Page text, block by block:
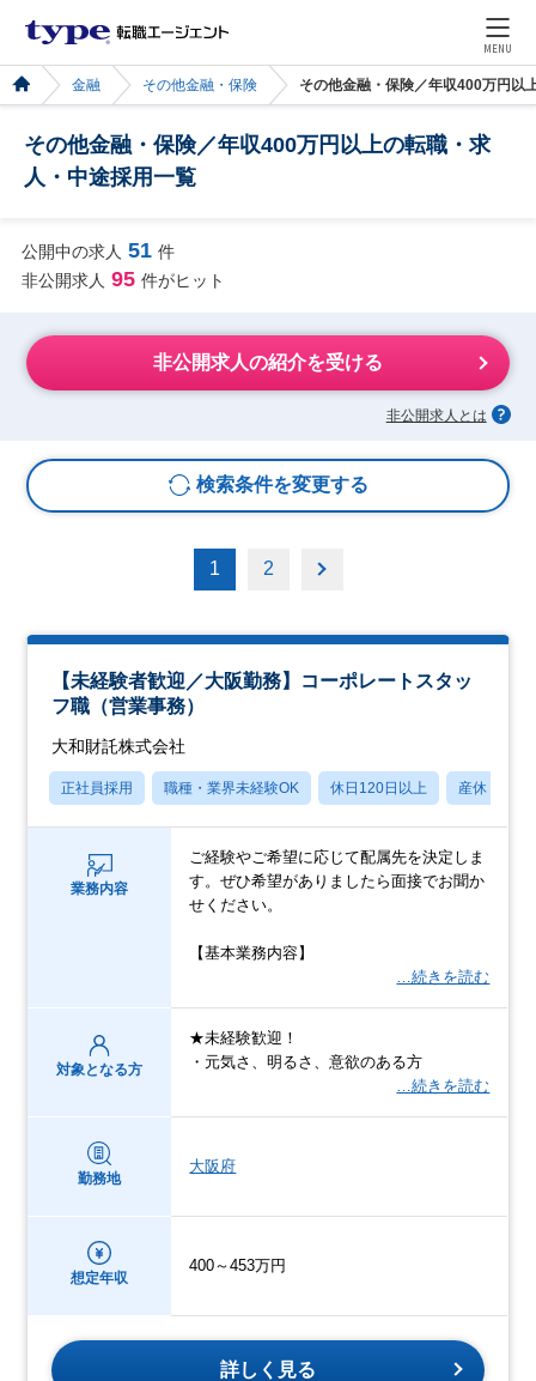
MENU
金融 その他金融・保険 その他金融・保険／年収400万円以
その他金融・保険／年収400万円以上の転職・求
人・中途採用一覧
公開中の求人 51 件
非公開求人 95 件がヒット
非公開求人の紹介を受ける
非公開求人とは
検索条件を変更する
1 2
【未経験者歓迎／大阪勤務】コーポレートスタッ
フ職（営業事務）
大和財託株式会社
正社員採用 職種・業界未経験OK 休日120日以上 産休・育休
業務内容
ご経験やご希望に応じて配属先を決定しま
す。ぜひ希望がありましたら面接でお聞か
せください。
【基本業務内容】
…続きを読む
対象となる方
★未経験歓迎！
・元気さ、明るさ、意欲のある方
…続きを読む
勤務地
大阪府
想定年収
400～453万円
詳しく見る